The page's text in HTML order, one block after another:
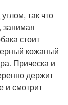
так что
занимая
стоит
кожаный
Прическа и
держит
и смотрит